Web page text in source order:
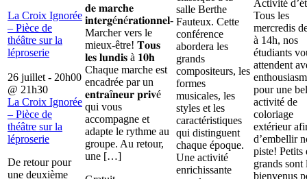
La Croix Ignorée
– Pièce de
théâtre sur la
léproserie
26 juillet - 20h00
@ 21h30
La Croix Ignorée
– Pièce de
théâtre sur la
léproserie
De retour pour
une deuxième
𝐝𝐞 𝐦𝐚𝐫𝐜𝐡𝐞
𝐢𝐧𝐭𝐞𝐫𝐠é𝐧é𝐫𝐚𝐭𝐢𝐨𝐧𝐧𝐞𝐥-
Marcher vers le
mieux-être! 𝐓𝐨𝐮𝐬
𝐥𝐞𝐬 𝐥𝐮𝐧𝐝𝐢𝐬 à 𝟏𝟎𝐡
Chaque marche est
encadrée par un
𝐞𝐧𝐭𝐫𝐚î𝐧𝐞𝐮𝐫 𝐩𝐫𝐢𝐯é
qui vous
accompagne et
adapte le rythme au
groupe. Au retour,
une […]
salle Berthe
Fauteux. Cette
conférence
abordera les
grands
compositeurs, les
formes
musicales, les
styles et les
caractéristiques
qui distinguent
chaque époque.
Une activité
enrichissante
Activité
Tous les
mercredis
à 14h, nos
étudiants
attendent
pour une
activité de
coloriage
extérieur
d’embellir
piste! Petits
grands sont
bienvenus